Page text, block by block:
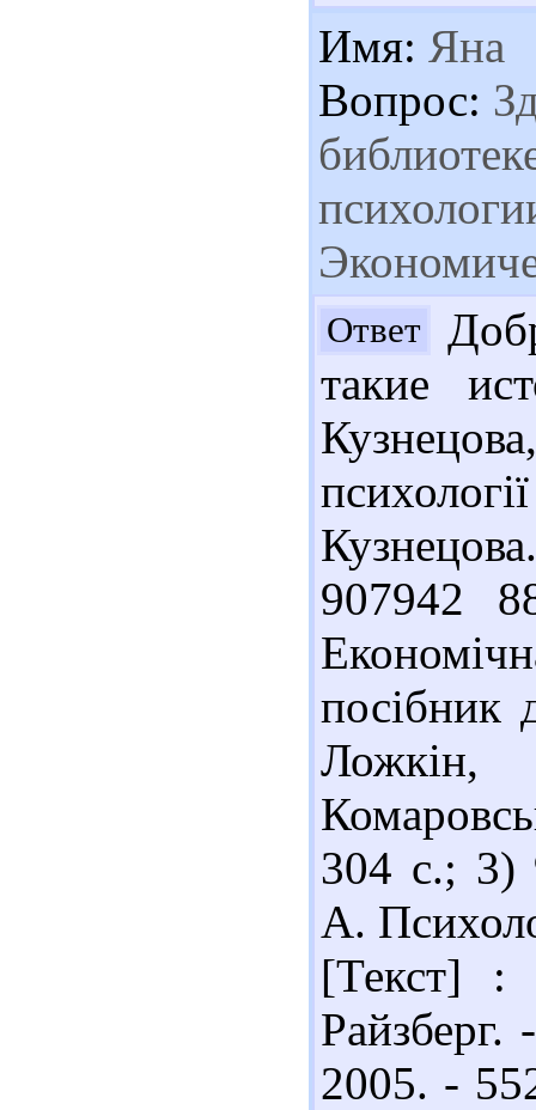
Имя: Яна
Вопрос:
Ответ
такие
907942
304 с.; 3)
А.
[Текст] :
2005. -